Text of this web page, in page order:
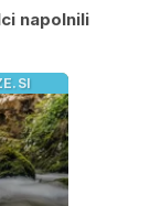
napolnili